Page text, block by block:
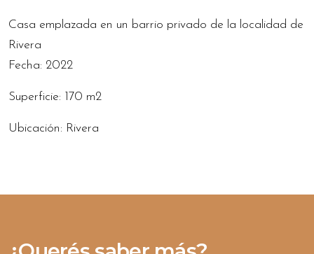
Casa emplazada en un barrio privado de la localidad de
Rivera
Fecha: 2022
Superficie: 170 m2
Ubicación: Rivera